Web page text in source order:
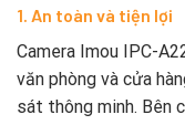
1. An toàn và tiện lợi
Camera Imou IPC-
văn phòng và cửa
sát thông minh. Bên